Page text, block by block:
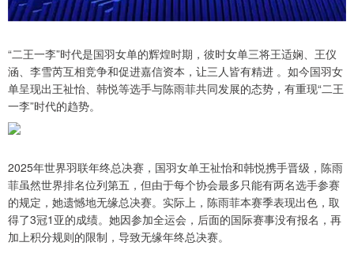
“二王一李”时代是国羽女单的辉煌时期，彼时女单三将王适娴、王仪
涵、李雪芮互相竞争和促进嘉信资本，让三人皆有精进 。如今国羽女
单呈现出王祉怡、韩悦等选手与陈雨菲共同发展的态势，有重现“二王
一李”时代的趋势。
2025年世界羽联年终总决赛，国羽女单王祉怡和韩悦携手晋级，陈雨
菲虽然世界排名位列第五，但由于每个协会最多只能有两名选手参赛
的规定，她遗憾地无缘总决赛。实际上，陈雨菲本赛季表现出色，取
得了3冠1亚的成绩。她因参加全运会，后面的国际赛事没有报名，再
加上积分规则的限制，导致无缘年终总决赛。